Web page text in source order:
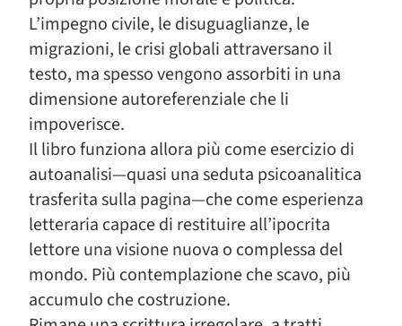
L’impegno civile, le disuguaglianze, le
migrazioni, le crisi globali attraversano il
testo, ma spesso vengono assorbiti in una
dimensione autoreferenziale che li
impoverisce.
Il libro funziona allora più come esercizio di
autoanalisi—quasi una seduta psicoanalitica
trasferita sulla pagina—che come esperienza
letteraria capace di restituire all’ipocrita
lettore una visione nuova o complessa del
mondo. Più contemplazione che scavo, più
accumulo che costruzione.